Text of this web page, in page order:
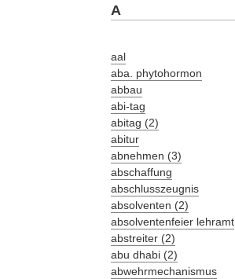
A
aal
aba. phytohormon
abbau
abi-tag
abitag (2)
abitur
abnehmen (3)
abschaffung
abschlusszeugnis
absolventen (2)
absolventenfeier lehramt
abstreiter (2)
abu dhabi (2)
abwehrmechanismus